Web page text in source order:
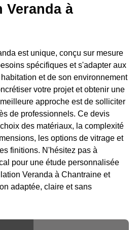
Veranda à
est unique, conçu sur mesure
spécifiques et s'adapter aux
et de son environnement
votre projet et obtenir une
approche est de solliciter
de professionnels. Ce devis
des matériaux, la complexité
les options de vitrage et
finitions. N'hésitez pas à
pour une étude personnalisée
Veranda à Chantraine et
adaptée, claire et sans